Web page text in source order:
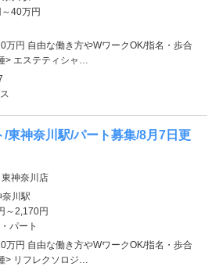
40万円
万円 自由な働き方やWワークOK/指名・歩合
> エステティシャ…
/東神奈川駅/パート募集/8月7日更
神奈川店
川駅
～2,170円
パート
万円 自由な働き方やWワークOK/指名・歩合
> リフレクソロジ…